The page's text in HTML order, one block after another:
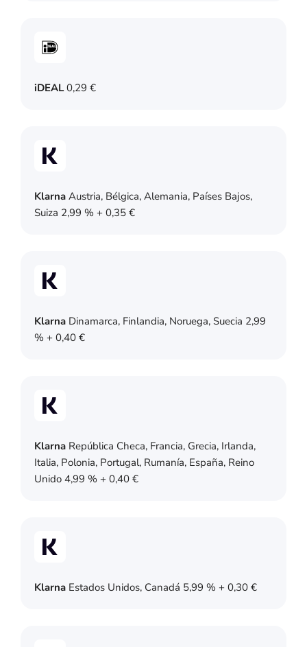
iDEAL0,29 €
Klarna Austria, Bélgica, Alemania, Países Bajos,
Suiza 2,99 % + 0,35 €
Klarna Dinamarca, Finlandia, Noruega, Suecia 2,99
% + 0,40 €
Klarna República Checa, Francia, Grecia, Irlanda,
Italia, Polonia, Portugal, Rumanía, España, Reino
Unido 4,99 % + 0,40 €
Klarna Estados Unidos, Canadá 5,99 % + 0,30 €